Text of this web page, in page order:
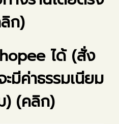
ก)
ได้ (สั่ง
มีค่าธรรมเนียม
) (คลิก)